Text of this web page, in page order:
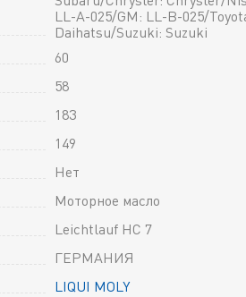
LL-A-025/GM: LL-B-025/
Daihatsu/Suzuki: Suzuki
60
58
183
149
Нет
Моторное масло
Leichtlauf HC 7
ГЕРМАНИЯ
LIQUI MOLY